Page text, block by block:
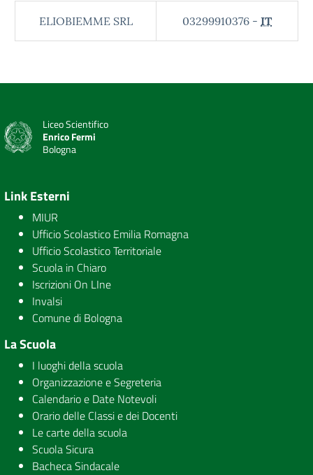
ELIOBIEMME SRL 03299910376 - IT
Liceo Scientifico
Enrico Fermi
Bologna
Link Esterni
MIUR
Ufficio Scolastico Emilia Romagna
Ufficio Scolastico Territoriale
Scuola in Chiaro
Iscrizioni On LIne
Invalsi
Comune di Bologna
La Scuola
I luoghi della scuola
Organizzazione e Segreteria
Calendario e Date Notevoli
Orario delle Classi e dei Docenti
Le carte della scuola
Scuola Sicura
Bacheca Sindacale